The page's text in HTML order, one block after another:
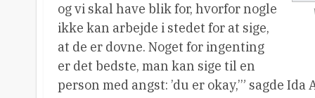
og vi skal have blik for, hvorfor nogle
ikke kan arbejde i stedet for at sige,
at de er dovne. Noget for ingenting
er det bedste, man kan sige til en
person med angst: ’du er okay,’” sagde Ida